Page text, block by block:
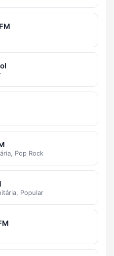
Pop Rock
Popular